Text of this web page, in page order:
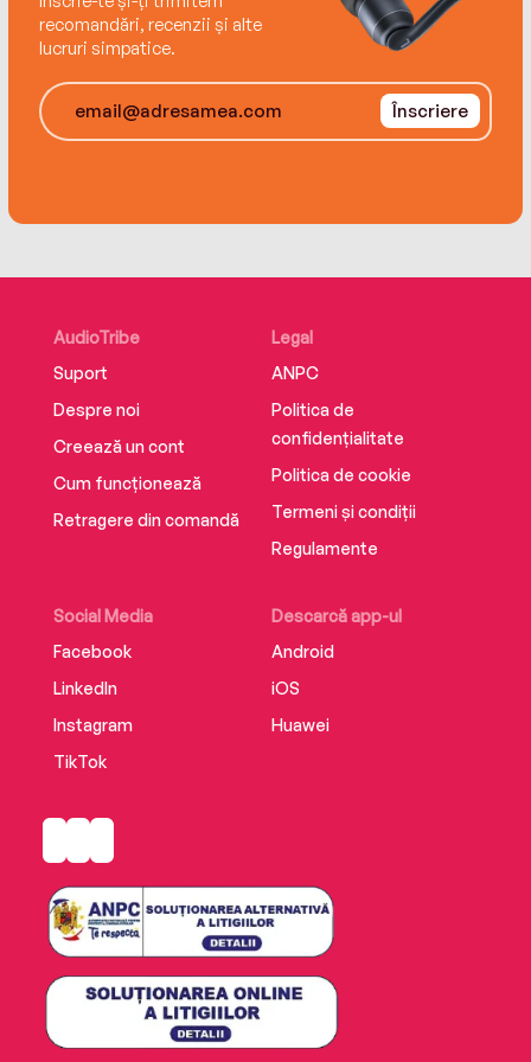
recomandări, recenzii și alte
lucruri simpatice.
Înscriere
AudioTribe
Suport
Despre noi
Creează un cont
Cum funcționează
Retragere din comandă
Social Media
Facebook
LinkedIn
Instagram
TikTok
Descarcă app-ul
Android
iOS
Huawei
Legal
ANPC
Politica de
confidențialitate
Politica de cookie
Termeni și condiții
Regulamente